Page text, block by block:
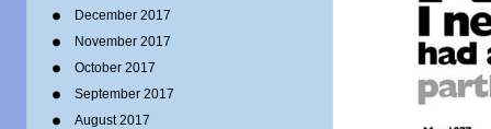
December 2017
November 2017
October 2017
September 2017
August 2017